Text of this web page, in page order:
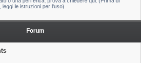
leggi le istruzioni per l'uso)
Forum